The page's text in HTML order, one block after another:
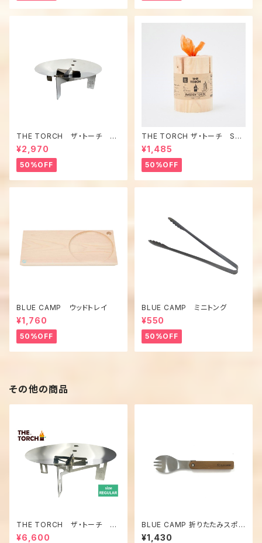
THE TORCH ザ・トーチ ミ
ニ焚火台 １個
¥2,970
50%OFF
THE TORCH ザ・トーチ SW
EDEN TORCH スウェーデン
トーチ １本
¥1,485
50%OFF
BLUE CAMP ウッドトレイ
¥1,760
50%OFF
BLUE CAMP ミニトング
¥550
50%OFF
その他の商品
THE TORCH ザ・トーチ 焚
火台
¥6,600
BLUE CAMP 折りたたみスポ
ーク（シルバー）
¥1,430